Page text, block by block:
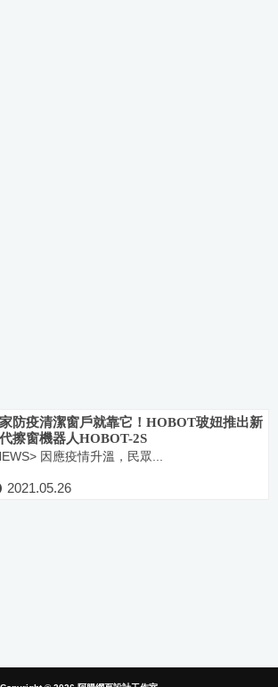
防疫清潔窗戶就靠它！HOBOT玻妞推出新
擦窗機器人HOBOT-2S
因應疫情升溫，民眾...
2021.05.26